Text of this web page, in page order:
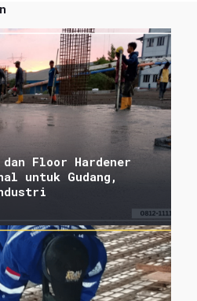
dan Floor Hardener
untuk Gudang,